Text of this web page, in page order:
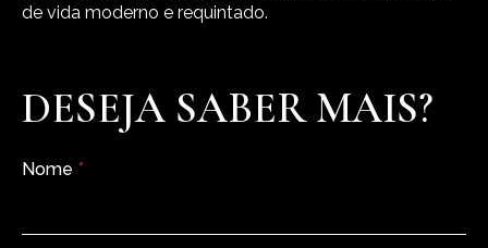
de vida moderno e requintado.
DESEJA SABER MAIS?
Nome *